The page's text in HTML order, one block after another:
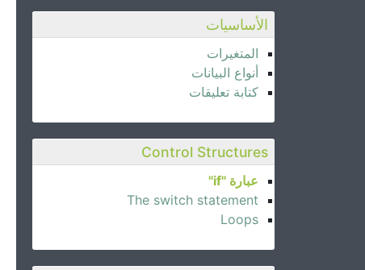
الأساسيات
المتغيرات
أنواع البيانات
كتابة تعليقات
Control Structures
عبارة "if"
The switch statement
Loops